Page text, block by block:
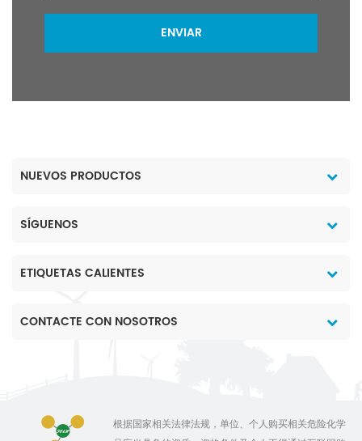
ENVIAR
NUEVOS PRODUCTOS
SÍGUENOS
ETIQUETAS CALIENTES
CONTACTE CON NOSOTROS
根据国家相关法律法规，单位、个人购买相关危险化学